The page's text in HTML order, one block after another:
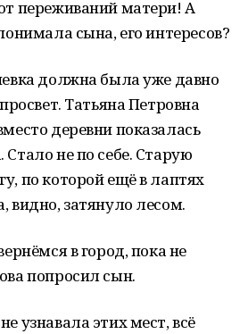
переживаний матери! А
сына, его интересов?
должна была уже давно
Татьяна Петровна
деревни показалась
не по себе. Старую
по которой ещё в лаптях
видно, затянуло лесом.
в город, пока не
попросил сын.
узнавала этих мест, всё